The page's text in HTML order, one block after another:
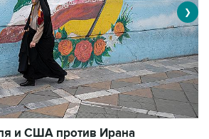
и США против Ирана
❯